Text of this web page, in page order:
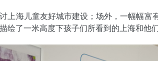
上海儿童友好城市建设；场外，一幅幅富
绘了一米高度下孩子们所看到的上海和他